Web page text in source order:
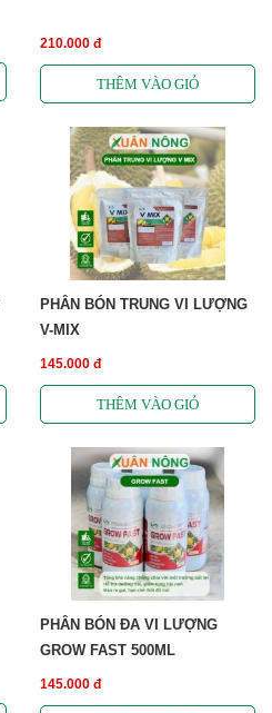
210.000 đ
PHÂN BÓN TRUNG VI LƯỢNG
V-MIX
145.000 đ
PHÂN BÓN ĐA VI LƯỢNG
GROW FAST 500ML
145.000 đ